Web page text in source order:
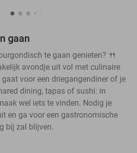
gaan
te gaan genieten? 🍴
avondje uit vol met culinaire
voor een driegangendiner of je
dining, tapas of sushi: in
wel iets te vinden. Nodig je
en ga voor een gastronomische
bij zal blijven.